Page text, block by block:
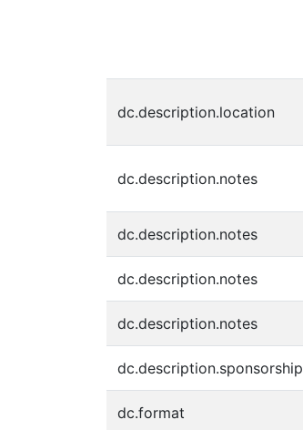
dc.description.location
dc.description.notes
dc.description.notes
dc.description.notes
dc.description.notes
dc.description.sponsorship
dc.format